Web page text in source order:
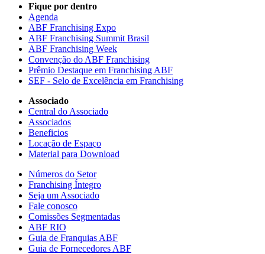
Fique por dentro
Agenda
ABF Franchising Expo
ABF Franchising Summit Brasil
ABF Franchising Week
Convenção do ABF Franchising
Prêmio Destaque em Franchising ABF
SEF - Selo de Excelência em Franchising
Associado
Central do Associado
Associados
Beneficios
Locação de Espaço
Material para Download
Números do Setor
Franchising Íntegro
Seja um Associado
Fale conosco
Comissões Segmentadas
ABF RIO
Guia de Franquias ABF
Guia de Fornecedores ABF